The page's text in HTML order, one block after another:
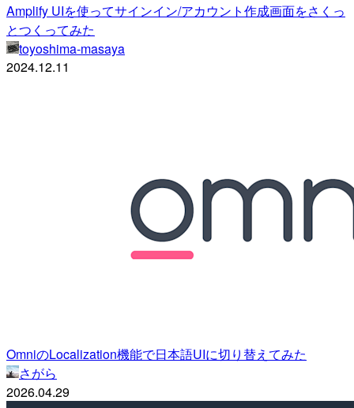
Amplify UIを使ってサインイン/アカウント作成画面をさくっ
とつくってみた
toyoshima-masaya
2024.12.11
OmniのLocalization機能で日本語UIに切り替えてみた
さがら
2026.04.29